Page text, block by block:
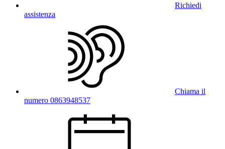
Richiedi
assistenza
Chiama il
numero 0863948537